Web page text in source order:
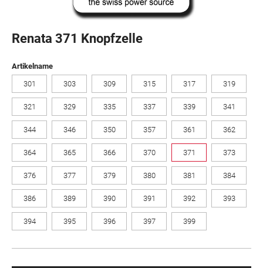
Renata 371 Knopfzelle
Artikelnameauswählen
301 303 309 315 317 319
321 329 335 337 339 341
344 346 350 357 361 362
364 365 366 370 371 373
376 377 379 380 381 384
386 389 390 391 392 393
394 395 396 397 399